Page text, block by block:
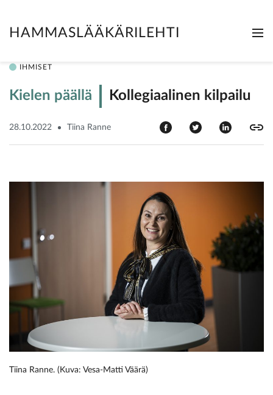
HAMMASLÄÄKÄRILEHTI
IHMISET
Kielen päällä Kollegiaalinen kilpailu
28.10.2022 Tiina Ranne
Tiina Ranne. (Kuva: Vesa-Matti Väärä)